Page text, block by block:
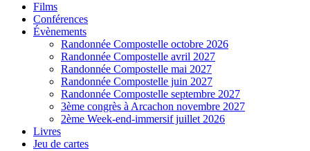
Films
Conférences
Évènements
Randonnée Compostelle octobre 2026
Randonnée Compostelle avril 2027
Randonnée Compostelle mai 2027
Randonnée Compostelle juin 2027
Randonnée Compostelle septembre 2027
3ème congrès à Arcachon novembre 2027
2ème Week-end-immersif juillet 2026
Livres
Jeu de cartes